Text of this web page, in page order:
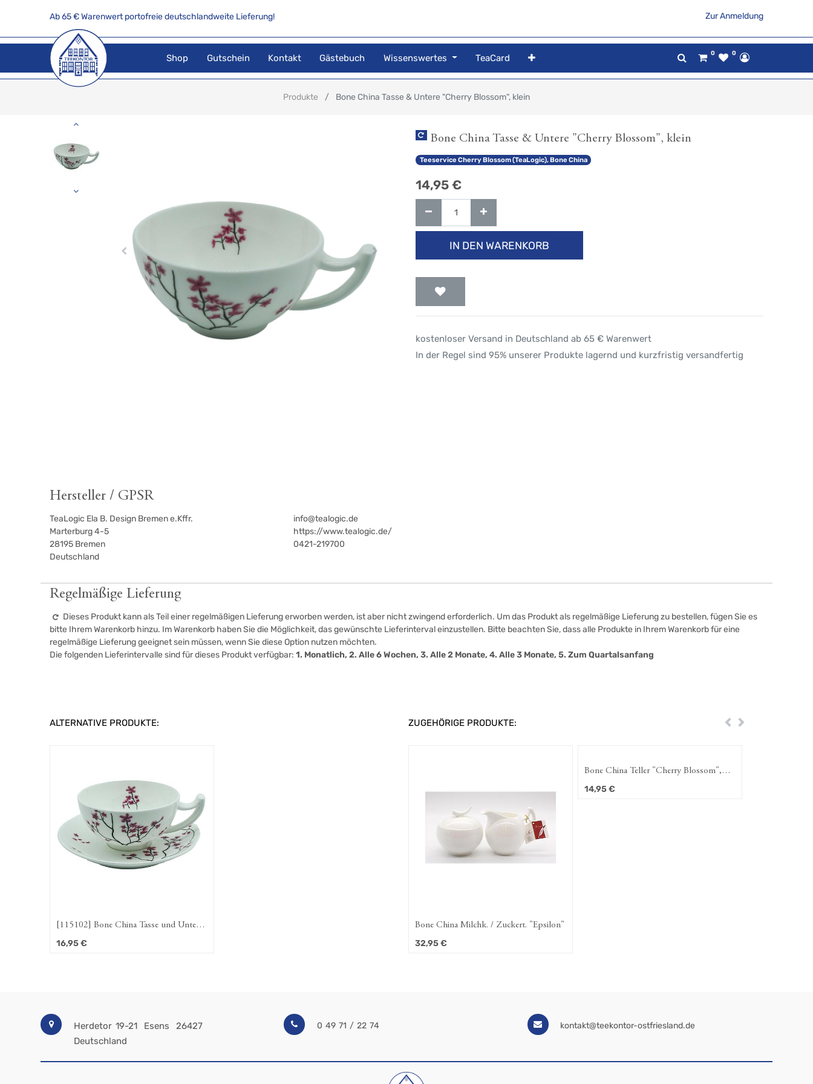
Ab 65 € Warenwert portofreie deutschlandweite Lieferung! Zur Anmeldung
Shop Gutschein Kontakt Gästebuch Wissenswertes TeaCard 0 0
Produkte Bone China Tasse & Untere "Cherry Blossom", klein
Bone China Tasse & Untere "Cherry Blossom", klein
Teeservice Cherry Blossom (TeaLogic), Bone China
14,95 €
IN DEN WARENKORB
kostenloser Versand in Deutschland ab 65 € Warenwert
In der Regel sind 95% unserer Produkte lagernd und kurzfristig versandfertig
Hersteller / GPSR
TeaLogic Ela B. Design Bremen e.Kffr.
Marterburg 4-5
28195 Bremen
Deutschland
info@tealogic.de
https://www.tealogic.de/
0421-219700
Regelmäßige Lieferung
Dieses Produkt kann als Teil einer regelmäßigen Lieferung erworben werden, ist aber nicht zwingend erforderlich. Um das Produkt als regelmäßige Lieferung zu bestellen, fügen Sie es
bitte Ihrem Warenkorb hinzu. Im Warenkorb haben Sie die Möglichkeit, das gewünschte Lieferinterval einzustellen. Bitte beachten Sie, dass alle Produkte in Ihrem Warenkorb für eine
regelmäßige Lieferung geeignet sein müssen, wenn Sie diese Option nutzen möchten.
Die folgenden Lieferintervalle sind für dieses Produkt verfügbar:1. Monatlich, 2. Alle 6 Wochen, 3. Alle 2 Monate, 4. Alle 3 Monate, 5. Zum Quartalsanfang
ALTERNATIVE PRODUKTE:
[115102] Bone China Tasse und Untere
"Cherry Blossom"
16,95€
ZUGEHÖRIGE PRODUKTE: ZurückWeiter
Bone China Milchk. / Zuckert. "Epsilon"
32,95€
Bone China Teller "Cherry Blossom",
19,0 cm
14,95€
Herdetor 19-21 Esens
26427
Deutschland
0 49 71 / 22 74 kontakt@teekontor-ostfriesland.de